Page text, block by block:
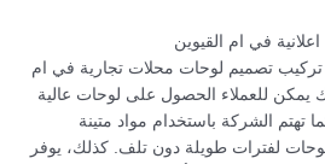
في ام القيوين
تصميم لوحات محلات تجارية في ام
يمكن للعملاء الحصول على لوحات عالية
تهتم الشركة باستخدام مواد متينة
لفترات طويلة دون تلف. كذلك، يوفر